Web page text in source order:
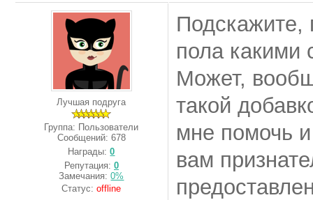
Лучшая подруга
Группа: Пользователи
Сообщений: 678
Награды:0
Репутация: 0
Замечания:0%
Статус:offline
Подскажите,
пола какими
Может,
такой
мне помочь
вам